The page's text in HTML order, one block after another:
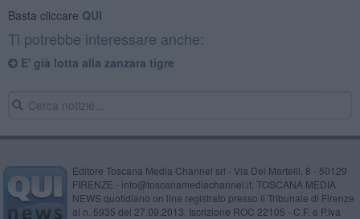
Basta cliccare QUI
Ti potrebbe interessare anche:
E' già lotta alla zanzara tigre
Editore Toscana Media Channel srl - Via Dei Martelli, 8 - 50129
FIRENZE - info@toscanamediachannel.it. TOSCANA MEDIA
NEWS quotidiano on line registrato presso il Tribunale di Firenze
al n. 5935 del 27.09.2013. Iscrizione ROC 22105 - C.F. e P.Iva